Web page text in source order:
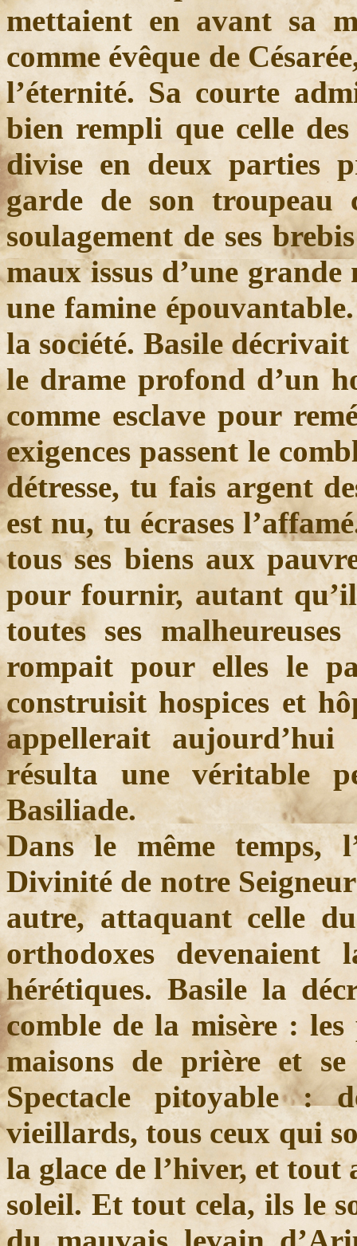
mettaient en avant sa
comme évêque de
l’éternité. Sa courte
bien rempli que celle
divise en deux parties
garde de son troupeau
soulagement de ses
maux issus d’une
une famine
la société. Basile
le drame profond d’un
comme esclave pour
exigences passent le
détresse, tu fais argent
est nu, tu écrases
tous ses biens aux
pour fournir, autant
toutes ses
rompait pour elles le
construisit hospices et
appellerait
résulta une véritable
Basiliade.
Dans le même temps,
Divinité de notre
autre, attaquant celle
orthodoxes devenaient
hérétiques. Basile la
comble de la misère :
maisons de prière et se
Spectacle pitoyable :
vieillards, tous ceux qui
la glace de l’hiver, et
soleil. Et tout cela, ils le